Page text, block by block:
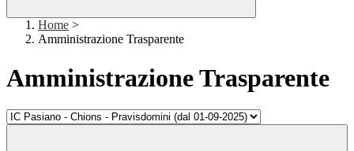
Home >
Amministrazione Trasparente
Amministrazione Trasparente